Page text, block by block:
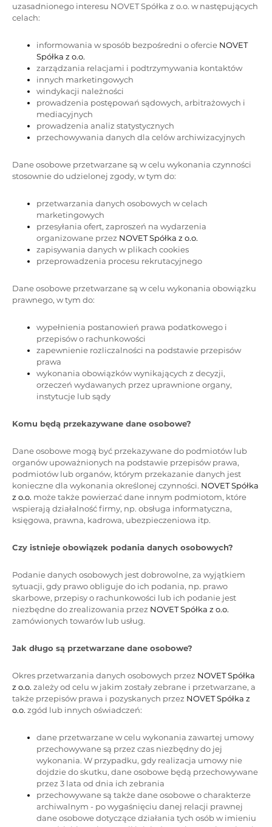
uzasadnionego interesu NOVET Spółka z o.o. w następujących
celach:
informowania w sposób bezpośredni o ofercie NOVET
Spółka z o.o.
zarządzania relacjami i podtrzymywania kontaktów
innych marketingowych
windykacji należności
prowadzenia postępowań sądowych, arbitrażowych i
mediacyjnych
prowadzenia analiz statystycznych
przechowywania danych dla celów archiwizacyjnych
Dane osobowe przetwarzane są w celu wykonania czynności
stosownie do udzielonej zgody, w tym do:
przetwarzania danych osobowych w celach
marketingowych
przesyłania ofert, zaproszeń na wydarzenia
organizowane przez NOVET Spółka z o.o.
zapisywania danych w plikach cookies
przeprowadzenia procesu rekrutacyjnego
Dane osobowe przetwarzane są w celu wykonania obowiązku
prawnego, w tym do:
wypełnienia postanowień prawa podatkowego i
przepisów o rachunkowości
zapewnienie rozliczalności na podstawie przepisów
prawa
wykonania obowiązków wynikających z decyzji,
orzeczeń wydawanych przez uprawnione organy,
instytucje lub sądy
Komu będą przekazywane dane osobowe?
Dane osobowe mogą być przekazywane do podmiotów lub
organów upoważnionych na podstawie przepisów prawa,
podmiotów lub organów, którym przekazanie danych jest
konieczne dla wykonania określonej czynności. NOVET Spółka
z o.o. może także powierzać dane innym podmiotom, które
wspierają działalność firmy, np. obsługa informatyczna,
księgowa, prawna, kadrowa, ubezpieczeniowa itp.
Czy istnieje obowiązek podania danych osobowych?
Podanie danych osobowych jest dobrowolne, za wyjątkiem
sytuacji, gdy prawo obliguje do ich podania, np. prawo
skarbowe, przepisy o rachunkowości lub ich podanie jest
niezbędne do zrealizowania przez NOVET Spółka z o.o.
zamówionych towarów lub usług.
Jak długo są przetwarzane dane osobowe?
Okres przetwarzania danych osobowych przez NOVET Spółka
z o.o. zależy od celu w jakim zostały zebrane i przetwarzane, a
także przepisów prawa i pozyskanych przez NOVET Spółka z
o.o. zgód lub innych oświadczeń:
dane przetwarzane w celu wykonania zawartej umowy
przechowywane są przez czas niezbędny do jej
wykonania. W przypadku, gdy realizacja umowy nie
dojdzie do skutku, dane osobowe będą przechowywane
przez 3 lata od dnia ich zebrania
przechowywane są także dane osobowe o charakterze
archiwalnym - po wygaśnięciu danej relacji prawnej
dane osobowe dotyczące działania tych osób w imieniu